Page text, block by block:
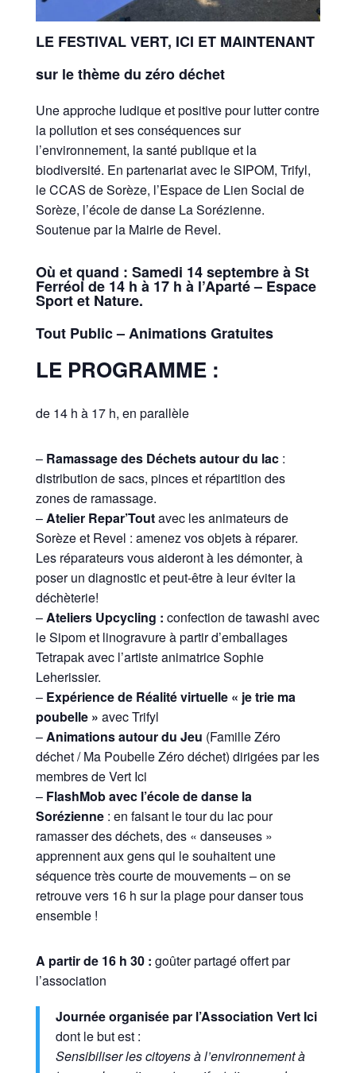
LE FESTIVAL VERT, ICI ET MAINTENANT
sur le thème du zéro déchet
Une approche ludique et positive pour lutter contre
la pollution et ses conséquences sur
l’environnement, la santé publique et la
biodiversité. En partenariat avec le SIPOM, Trifyl,
le CCAS de Sorèze, l’Espace de Lien Social de
Sorèze, l’école de danse La Sorézienne.
Soutenue par la Mairie de Revel.
Où et quand : Samedi 14 septembre à St
Ferréol de 14 h à 17 h à l’Aparté – Espace
Sport et Nature.
Tout Public – Animations Gratuites
LE PROGRAMME :
de 14 h à 17 h, en parallèle
– Ramassage des Déchets autour du lac :
distribution de sacs, pinces et répartition des
zones de ramassage.
–Atelier Repar’Toutavec les animateurs de
Sorèze et Revel : amenez vos objets à réparer.
Les réparateurs vous aideront à les démonter, à
poser un diagnostic et peut-être à leur éviter la
déchèterie!
–Ateliers Upcycling : confection de tawashi avec
le Sipom et linogravure à partir d’emballages
Tetrapak avec l’artiste animatrice Sophie
Leherissier.
– Expérience de Réalité virtuelle « je trie ma
poubelle » avec Trifyl
–Animations autour du Jeu (Famille Zéro
déchet / Ma Poubelle Zéro déchet) dirigées par les
membres de Vert Ici
– FlashMob avec l’école de danse la
Sorézienne : en faisant le tour du lac pour
ramasser des déchets, des « danseuses »
apprennent aux gens qui le souhaitent une
séquence très courte de mouvements – on se
retrouve vers 16 h sur la plage pour danser tous
ensemble !
A partir de 16 h 30 : goûter partagé offert par
l’association
Journée organisée par l’Association Vert Ici
dont le but est :
Sensibiliser les citoyens à l’environnement à